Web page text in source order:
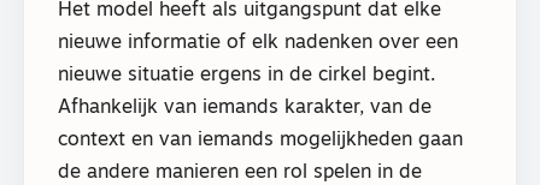
Het model heeft als uitgangspunt dat elke
nieuwe informatie of elk nadenken over een
nieuwe situatie ergens in de cirkel begint.
Afhankelijk van iemands karakter, van de
context en van iemands mogelijkheden gaan
de andere manieren een rol spelen in de